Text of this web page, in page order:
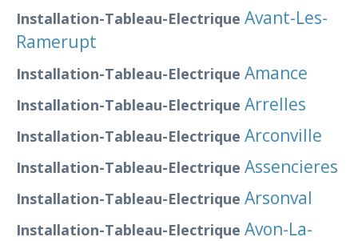
Installation-Tableau-Electrique Avant-Les-
Ramerupt
Installation-Tableau-Electrique Amance
Installation-Tableau-Electrique Arrelles
Installation-Tableau-Electrique Arconville
Installation-Tableau-Electrique Assencieres
Installation-Tableau-Electrique Arsonval
Installation-Tableau-Electrique Avon-La-